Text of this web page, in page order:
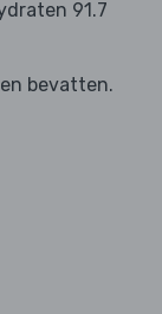
91.7
bevatten.